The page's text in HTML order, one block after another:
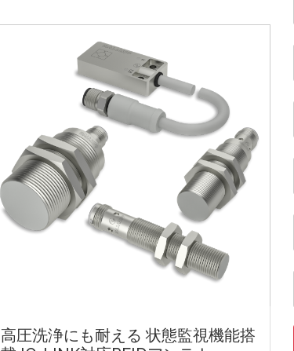
高圧洗浄にも耐える 状態監視機能搭